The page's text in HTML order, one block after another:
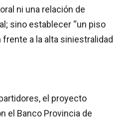
ni una relación de
sino establecer “un piso
a la alta siniestralidad
el proyecto
el Banco Provincia de